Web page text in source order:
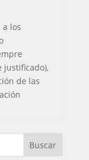
a los
justificado),
de las